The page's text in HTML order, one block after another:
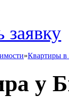
заявку
»Квартиры
у